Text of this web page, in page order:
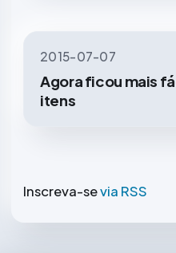
2015-07-07
Agora ficou mais
itens
Inscreva-sevia RSS